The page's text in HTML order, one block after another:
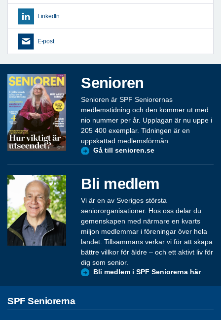
LinkedIn
E-post
Senioren
Senioren är SPF Seniorernas
medlemstidning och den kommer ut med
nio nummer per år. Upplagan är nu uppe i
205 400 exemplar. Tidningen är en
uppskattad medlemsförmån.
Gå till senioren.se
Bli medlem
Vi är en av Sveriges största
seniororganisationer. Hos oss delar du
gemenskapen med närmare en kvarts
miljon medlemmar i föreningar över hela
landet. Tillsammans verkar vi för att skapa
bättre villkor för äldre – och ett aktivt liv för
dig som senior.
Bli medlem i SPF Seniorerna här
SPF Seniorerna